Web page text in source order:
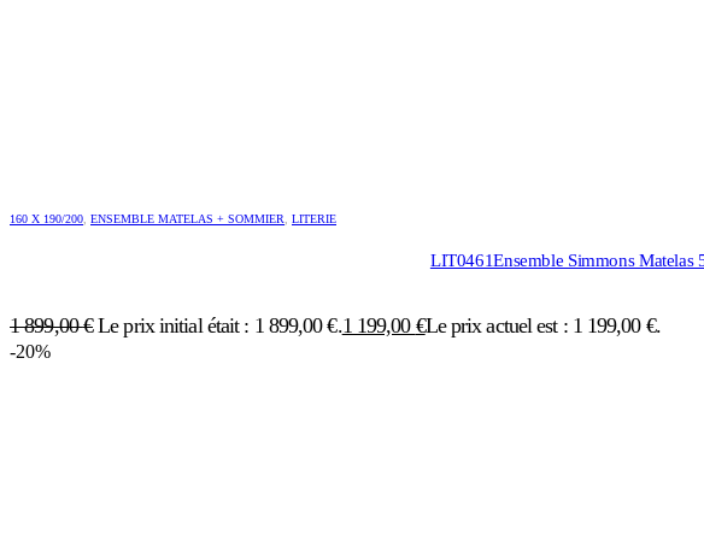
160 X 190/200, ENSEMBLE MATELAS + SOMMIER, LITERIE
LIT0461Ensemble Simmons Matelas
1 899,00€ Le prix initial était : 1 899,00 €.1 199,00 €Le prix actuel est : 1 199,00 €.
-20%